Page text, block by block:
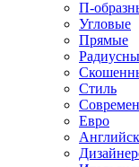
П-
Угловые
Прямые
Стиль
Евро